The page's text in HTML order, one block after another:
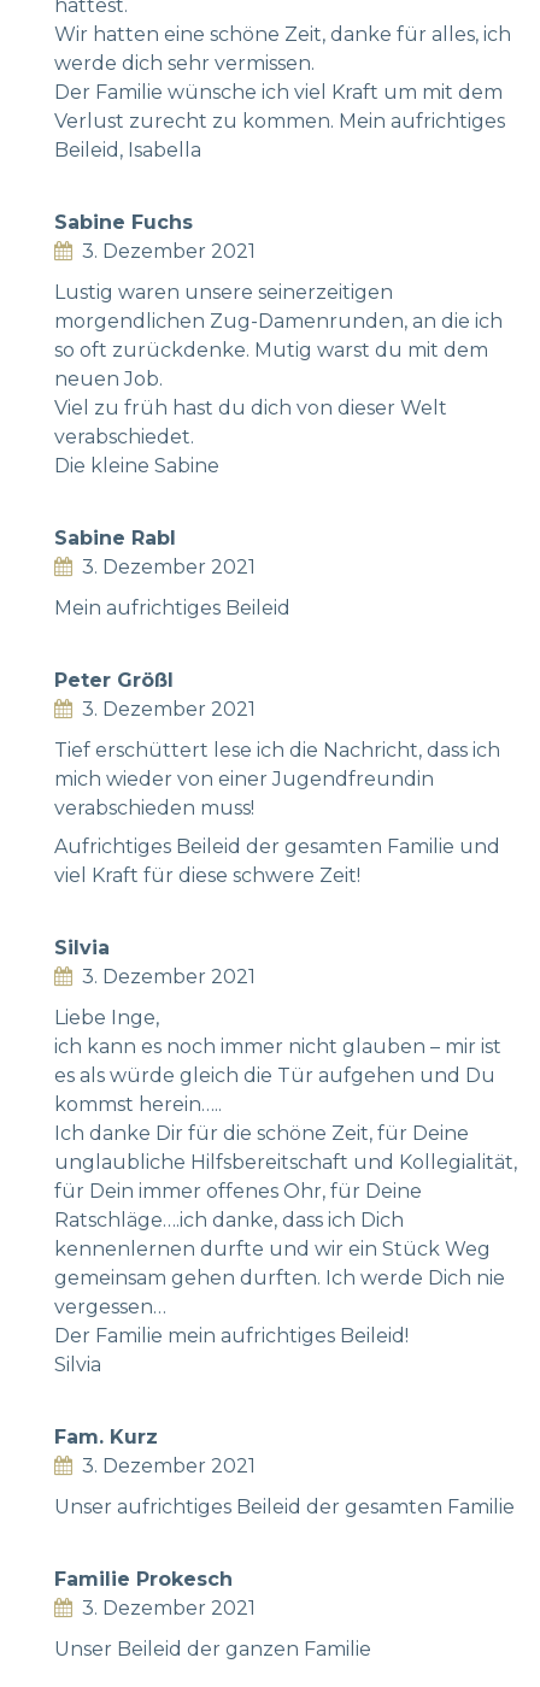
hattest.
Wir hatten eine schöne Zeit, danke für alles, ich
werde dich sehr vermissen.
Der Familie wünsche ich viel Kraft um mit dem
Verlust zurecht zu kommen. Mein aufrichtiges
Beileid, Isabella
Sabine Fuchs
3. Dezember 2021
Lustig waren unsere seinerzeitigen
morgendlichen Zug-Damenrunden, an die ich
so oft zurückdenke. Mutig warst du mit dem
neuen Job.
Viel zu früh hast du dich von dieser Welt
verabschiedet.
Die kleine Sabine
Sabine Rabl
3. Dezember 2021
Mein aufrichtiges Beileid
Peter Größl
3. Dezember 2021
Tief erschüttert lese ich die Nachricht, dass ich
mich wieder von einer Jugendfreundin
verabschieden muss!
Aufrichtiges Beileid der gesamten Familie und
viel Kraft für diese schwere Zeit!
Silvia
3. Dezember 2021
Liebe Inge,
ich kann es noch immer nicht glauben – mir ist
es als würde gleich die Tür aufgehen und Du
kommst herein…..
Ich danke Dir für die schöne Zeit, für Deine
unglaubliche Hilfsbereitschaft und Kollegialität,
für Dein immer offenes Ohr, für Deine
Ratschläge….ich danke, dass ich Dich
kennenlernen durfte und wir ein Stück Weg
gemeinsam gehen durften. Ich werde Dich nie
vergessen…
Der Familie mein aufrichtiges Beileid!
Silvia
Fam. Kurz
3. Dezember 2021
Unser aufrichtiges Beileid der gesamten Familie
Familie Prokesch
3. Dezember 2021
Unser Beileid der ganzen Familie